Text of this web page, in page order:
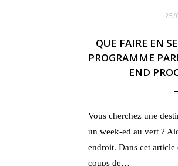
25/
QUE FAIRE EN
PROGRAMME
END
Vous cherchez une
un week-ed au vert ?
endroit. Dans cet
coups de…